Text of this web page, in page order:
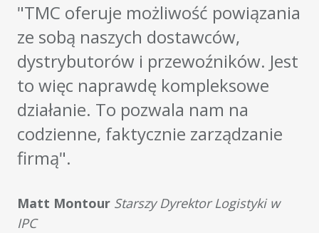
"TMC oferuje możliwość powiązania
ze sobą naszych dostawców,
dystrybutorów i przewoźników. Jest
to więc naprawdę kompleksowe
działanie. To pozwala nam na
codzienne, faktycznie zarządzanie
firmą".
Matt Montour Starszy Dyrektor Logistyki w
IPC